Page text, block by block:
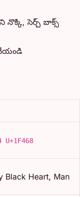
నొక్కి, సెర్చ్ బాక్స్
U+1F468
Black Heart, Man